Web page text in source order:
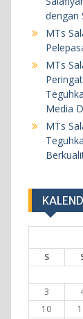
Salafiyah
Qur’an
5 Agustus
BERITA
Dari
Salafiyah
13 Juli 2026
dengan
MTs
MTs
Media
MTs
S
3
10